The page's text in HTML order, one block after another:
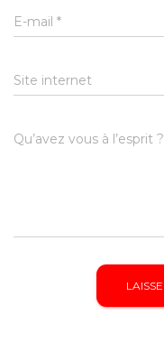
E-mail *
Site internet
Qu’avez vous à l’esprit ?